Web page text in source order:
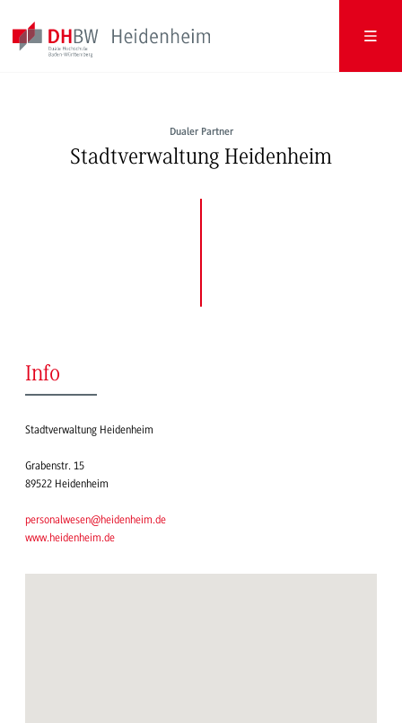
Dualer Partner
Stadtverwaltung Heidenheim
Info
Stadtverwaltung Heidenheim
Grabenstr. 15
89522 Heidenheim
personalwesen@heidenheim.de
www.heidenheim.de